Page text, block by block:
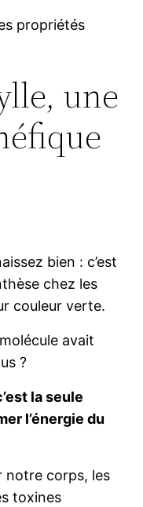
propriétés
une
bien : c’est
chez les
couleur verte.
avait
?
la seule
l’énergie du
notre corps, les
toxines